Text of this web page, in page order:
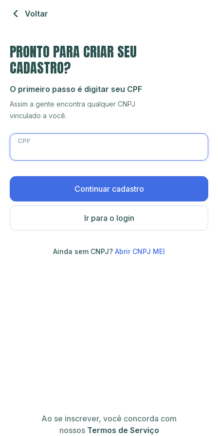
Voltar
PRONTO PARA CRIAR SEU
CADASTRO?
O primeiro passo é digitar seu CPF
Assim a gente encontra qualquer CNPJ
vinculado a você.
CPF
Continuar cadastro
Ir para o login
Ainda sem CNPJ? Abrir CNPJ MEI
Ao se inscrever, você concorda com
nossos Termos de Serviço